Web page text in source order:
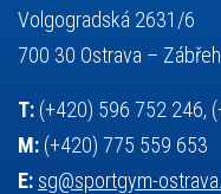
výuka všesportovní
základy společenských věd
Volgogradská 2631/6
700 30 Ostrava – Zábřeh
T: (+420) 596 752 246,
M: (+420) 775 559 653
E: sg@sportgym-